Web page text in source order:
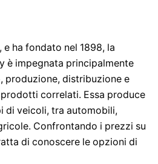
e ha fondato nel 1898, la
è impegnata principalmente
produzione, distribuzione e
correlati. Essa produce
di veicoli, tra automobili,
Confrontando i prezzi su
di conoscere le opzioni di